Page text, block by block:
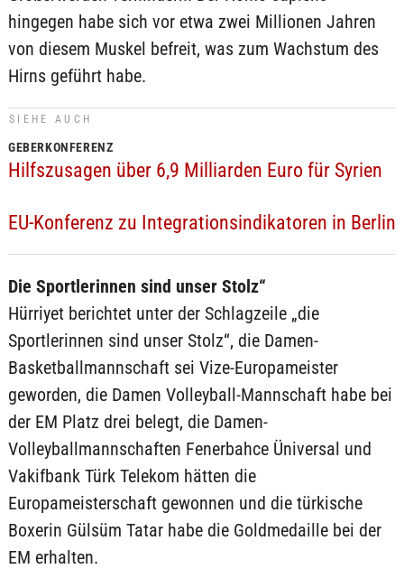
hingegen habe sich vor etwa zwei Millionen Jahren
von diesem Muskel befreit, was zum Wachstum des
Hirns geführt habe.
SIEHE AUCH
GEBERKONFERENZ
Hilfszusagen über 6,9 Milliarden Euro für Syrien
EU-Konferenz zu Integrationsindikatoren in Berlin
Die Sportlerinnen sind unser Stolz“
Hürriyet berichtet unter der Schlagzeile „die
Sportlerinnen sind unser Stolz“, die Damen-
Basketballmannschaft sei Vize-Europameister
geworden, die Damen Volleyball-Mannschaft habe bei
der EM Platz drei belegt, die Damen-
Volleyballmannschaften Fenerbahce Üniversal und
Vakifbank Türk Telekom hätten die
Europameisterschaft gewonnen und die türkische
Boxerin Gülsüm Tatar habe die Goldmedaille bei der
EM erhalten.